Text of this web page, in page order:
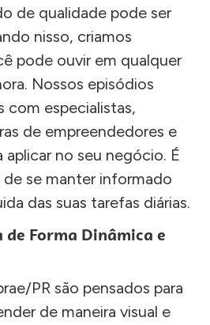
de qualidade pode ser
nisso, criamos
pode ouvir em qualquer
Nossos episódios
com especialistas,
de empreendedores e
aplicar no seu negócio. É
de se manter informado
das suas tarefas diárias.
Forma Dinâmica e
PR são pensados para
de maneira visual e